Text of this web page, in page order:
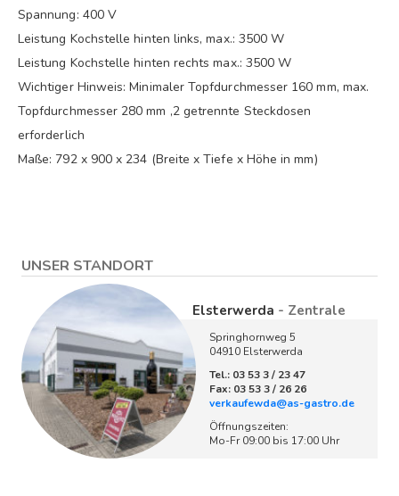
Spannung: 400 V
Leistung Kochstelle hinten links, max.: 3500 W
Leistung Kochstelle hinten rechts max.: 3500 W
Wichtiger Hinweis: Minimaler Topfdurchmesser 160 mm, max.
Topfdurchmesser 280 mm ,2 getrennte Steckdosen
erforderlich
Maße: 792 x 900 x 234 (Breite x Tiefe x Höhe in mm)
UNSER STANDORT
Elsterwerda - Zentrale
Springhornweg 5
04910 Elsterwerda
Tel.: 03 53 3 / 23 47
Fax: 03 53 3 / 26 26
verkaufewda@as-gastro.de
Öffnungszeiten:
Mo-Fr 09:00 bis 17:00 Uhr